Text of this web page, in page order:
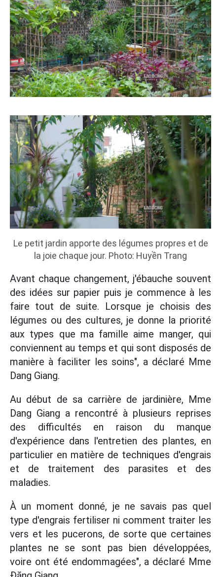
Le petit jardin apporte des légumes propres et de
la joie chaque jour. Photo: Huyền Trang
Avant chaque changement, j'ébauche souvent
des idées sur papier puis je commence à les
faire tout de suite. Lorsque je choisis des
légumes ou des cultures, je donne la priorité
aux types que ma famille aime manger, qui
conviennent au temps et qui sont disposés de
manière à faciliter les soins", a déclaré Mme
Dang Giang.
Au début de sa carrière de jardinière, Mme
Dang Giang a rencontré à plusieurs reprises
des difficultés en raison du manque
d'expérience dans l'entretien des plantes, en
particulier en matière de techniques d'engrais
et de traitement des parasites et des
maladies.
À un moment donné, je ne savais pas quel
type d'engrais fertiliser ni comment traiter les
vers et les pucerons, de sorte que certaines
plantes ne se sont pas bien développées,
voire ont été endommagées", a déclaré Mme